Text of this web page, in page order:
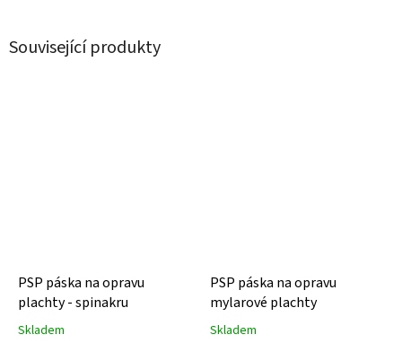
Související produkty
PSP páska na opravu
plachty - spinakru
Skladem
PSP páska na opravu
mylarové plachty
Skladem